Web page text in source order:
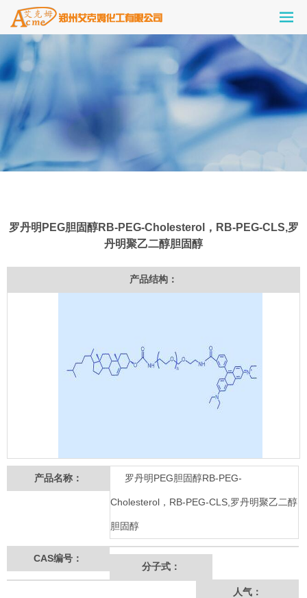
罗丹明PEG胆固醇RB-PEG-Cholesterol，RB-PEG-CLS,罗
丹明聚乙二醇胆固醇
产品结构：
产品名称： 罗丹明PEG胆固醇RB-PEG-
Cholesterol，RB-PEG-CLS,罗丹明聚乙二醇
胆固醇
CAS编号：
分子式：
人气：